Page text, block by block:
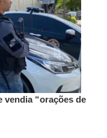
vendia “orações de